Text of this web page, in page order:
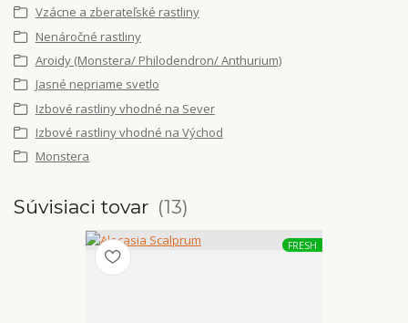
Vzácne a zberateľské rastliny
Nenáročné rastliny
Aroidy (Monstera/ Philodendron/ Anthurium)
Jasné nepriame svetlo
Izbové rastliny vhodné na Sever
Izbové rastliny vhodné na Východ
Monstera
Súvisiaci tovar 13
FRESH